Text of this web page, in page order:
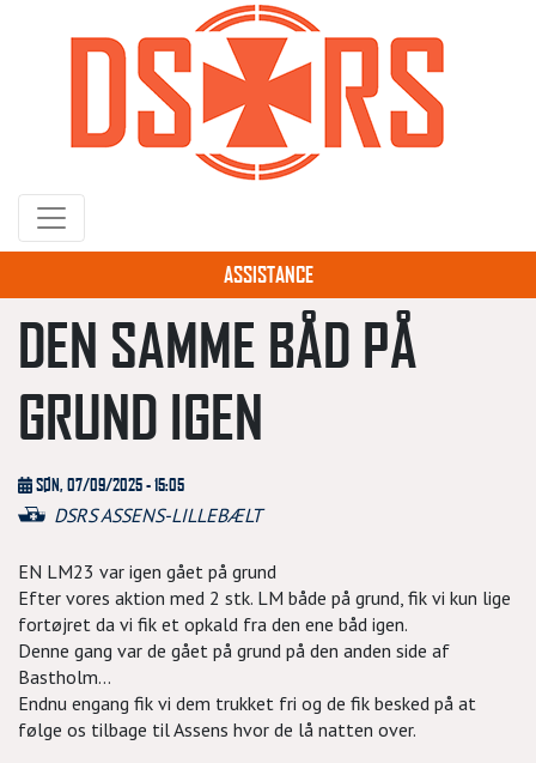
hovedindhold
ASSISTANCE
DEN SAMME BÅD PÅ
GRUND IGEN
SØN, 07/09/2025 - 15:05
DSRS ASSENS-LILLEBÆLT
EN LM23 var igen gået på grund
Efter vores aktion med 2 stk. LM både på grund, fik vi kun lige
fortøjret da vi fik et opkald fra den ene båd igen.
Denne gang var de gået på grund på den anden side af
Bastholm...
Endnu engang fik vi dem trukket fri og de fik besked på at
følge os tilbage til Assens hvor de lå natten over.